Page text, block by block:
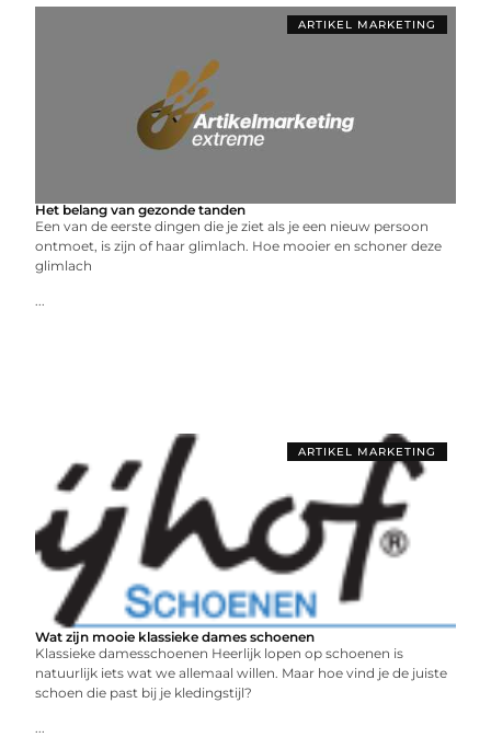
ARTIKEL MARKETING
Het belang van gezonde tanden
Een van de eerste dingen die je ziet als je een nieuw persoon
ontmoet, is zijn of haar glimlach. Hoe mooier en schoner deze
glimlach
...
ARTIKEL MARKETING
Wat zijn mooie klassieke dames schoenen
Klassieke damesschoenen Heerlijk lopen op schoenen is
natuurlijk iets wat we allemaal willen. Maar hoe vind je de juiste
schoen die past bij je kledingstijl?
...